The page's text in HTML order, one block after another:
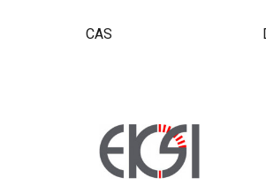
CAS